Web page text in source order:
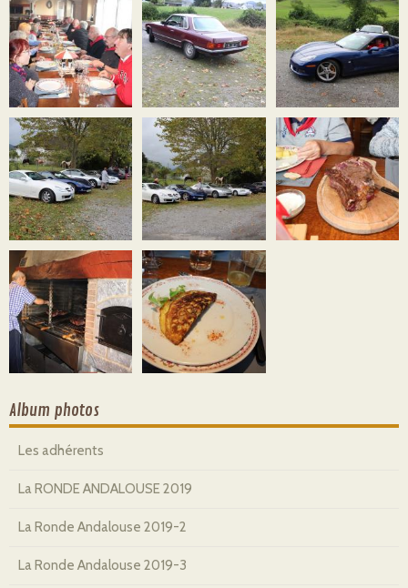
Album photos
Les adhérents
La RONDE ANDALOUSE 2019
La Ronde Andalouse 2019-2
La Ronde Andalouse 2019-3